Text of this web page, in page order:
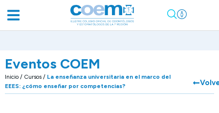
Eventos COEM
Inicio / Cursos / La enseñanza universitaria en el marco del
EEES: ¿cómo enseñar por competencias?